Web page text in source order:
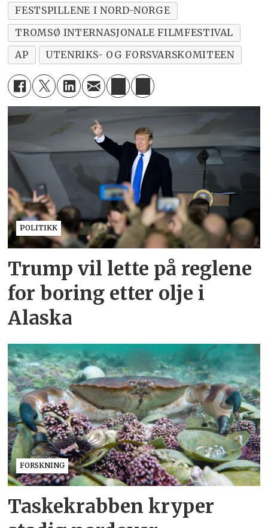
FESTSPILLENE I NORD-NORGE
TROMSØ INTERNASJONALE FILMFESTIVAL
AP
UTENRIKS- OG FORSVARSKOMITEEN
POLITIKK
Trump vil lette på reglene
for boring etter olje i
Alaska
FORSKNING
Taskekrabben kryper